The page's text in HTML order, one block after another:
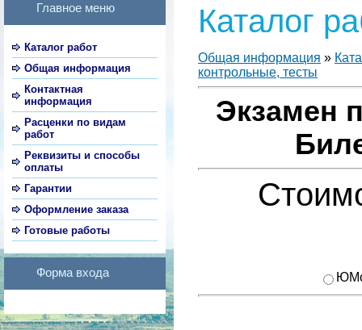
Главное меню
Каталог работ
Общая информация
Контактная
информация
Расценки по видам
работ
Реквизиты и способы
оплаты
Гарантии
Оформление заказа
Готовые работы
Форма входа
Каталог
Общая информация »
контрольные, тесты
Экзамен